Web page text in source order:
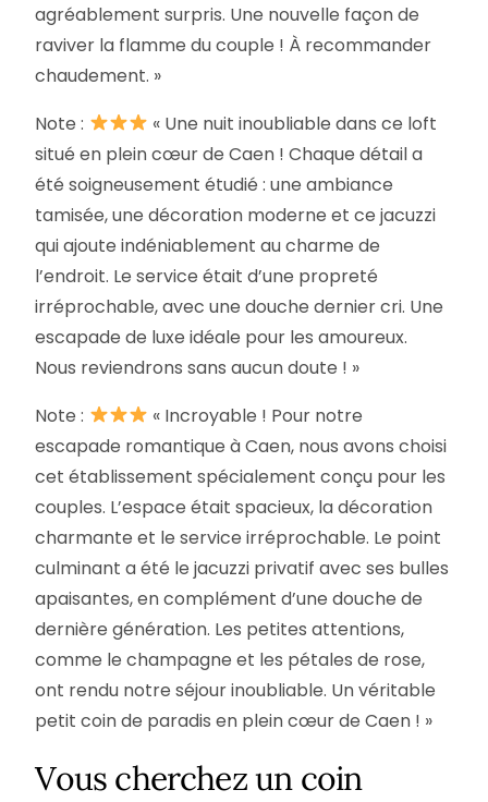
agréablement surpris. Une nouvelle façon de
raviver la flamme du couple ! À recommander
chaudement. »
Note :
« Une nuit inoubliable dans ce loft
situé en plein cœur de Caen ! Chaque détail a
été soigneusement étudié : une ambiance
tamisée, une décoration moderne et ce jacuzzi
qui ajoute indéniablement au charme de
l’endroit. Le service était d’une propreté
irréprochable, avec une douche dernier cri. Une
escapade de luxe idéale pour les amoureux.
Nous reviendrons sans aucun doute ! »
Note :
« Incroyable ! Pour notre
escapade romantique à Caen, nous avons choisi
cet établissement spécialement conçu pour les
couples. L’espace était spacieux, la décoration
charmante et le service irréprochable. Le point
culminant a été le jacuzzi privatif avec ses bulles
apaisantes, en complément d’une douche de
dernière génération. Les petites attentions,
comme le champagne et les pétales de rose,
ont rendu notre séjour inoubliable. Un véritable
petit coin de paradis en plein cœur de Caen ! »
Vous cherchez un coin